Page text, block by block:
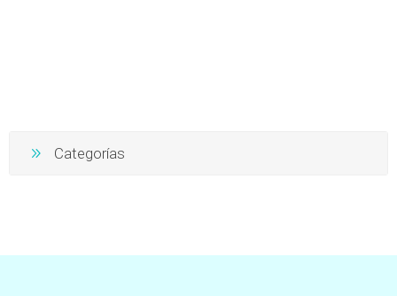
Categorías